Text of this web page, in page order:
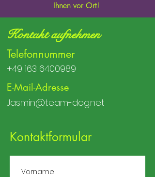
Ihnen vor Ort!
Kontakt aufnehmen
Telefonnummer
+49 163 6400989
E-Mail-Adresse
Jasmin@team-dog.net
Kontaktformular
Vorname